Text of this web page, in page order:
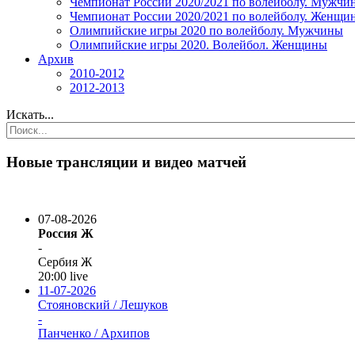
Чемпионат России 2020/2021 по волейболу.
Олимпийские игры 2020 по волейболу. Мужчины
Олимпийские игры 2020. Волейбол. Женщины
Архив
2010-2012
2012-2013
Искать...
Новые трансляции и видео матчей
07-08-2026
Россия Ж
-
Сербия Ж
20:00 live
11-07-2026
Стояновский / Лешуков
-
Панченко / Архипов